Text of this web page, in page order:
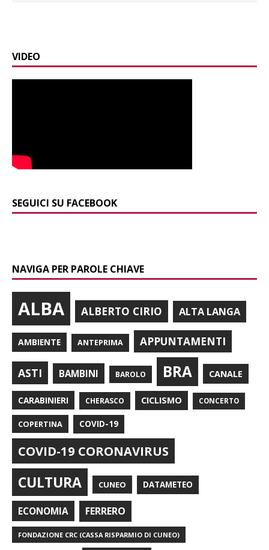
VIDEO
SEGUICI SU FACEBOOK
NAVIGA PER PAROLE CHIAVE
ALBA ALBERTO CIRIO ALTA LANGA
AMBIENTE ANTEPRIMA APPUNTAMENTI
ASTI BAMBINI BAROLO BRA CANALE
CARABINIERI CHERASCO CICLISMO CONCERTO
COPERTINA COVID-19
COVID-19 CORONAVIRUS
CULTURA CUNEO DATAMETEO
ECONOMIA FERRERO
FONDAZIONE CRC (CASSA RISPARMIO DI CUNEO)